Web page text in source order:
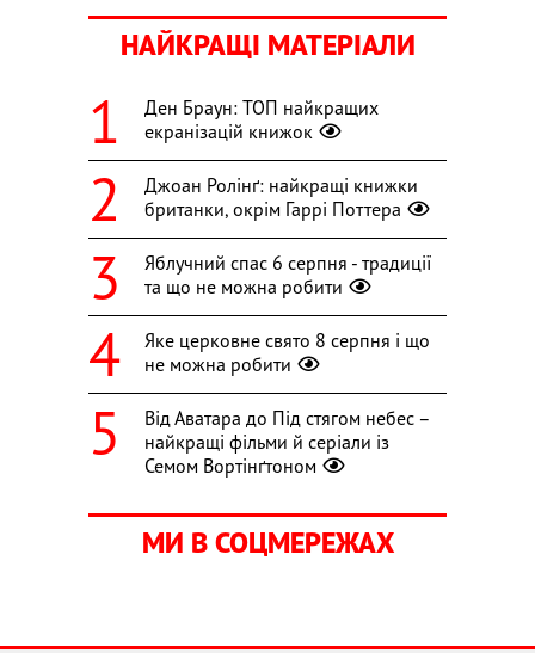
НАЙКРАЩІ МАТЕРІАЛИ
Ден Браун: ТОП найкращих
екранізацій книжок
Джоан Ролінґ: найкращі книжки
британки, окрім Гаррі Поттера
Яблучний спас 6 серпня - традиції
та що не можна робити
Яке церковне свято 8 серпня і що
не можна робити
Від Аватара до Під стягом небес –
найкращі фільми й серіали із
Семом Вортінґтоном
МИ В СОЦМЕРЕЖАХ